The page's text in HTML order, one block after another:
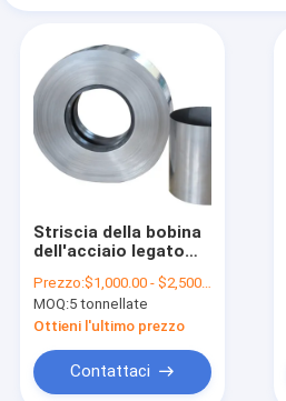
Striscia della bobina
dell'acciaio legato
strato N 05500 di
Monel K500
Prezzo:$1,000.00 - $2,500.00/Tons
MOQ:5 tonnellate
Ottieni l'ultimo prezzo
Contattaci